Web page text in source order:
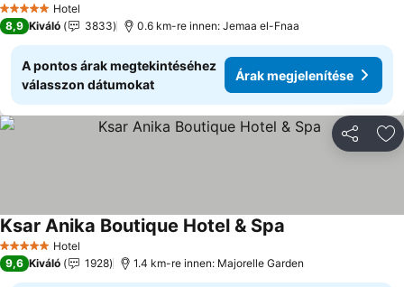
5 KategóriaHotel
8,9 Kiváló 3833 0.6 km-re innen: Jemaa el-Fnaa
A pontos árak megtekintéséhez
válasszon dátumokat
Árak megjelenítése
5 KategóriaHotel
Ksar Anika Boutique Hotel & Spa
9,6 Kiváló 1928 1.4 km-re innen: Majorelle Garden